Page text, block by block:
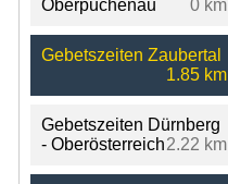
Oberpuchenau
0 km
Gebetszeiten Zaubertal
1.85 km
Gebetszeiten Dürnberg
- Oberösterreich2.22 km